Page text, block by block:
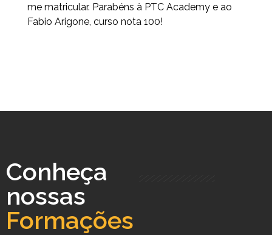
me matricular. Parabéns à PTC Academy e ao
Fabio Arigone, curso nota 100!
Conheça
nossas
Formações